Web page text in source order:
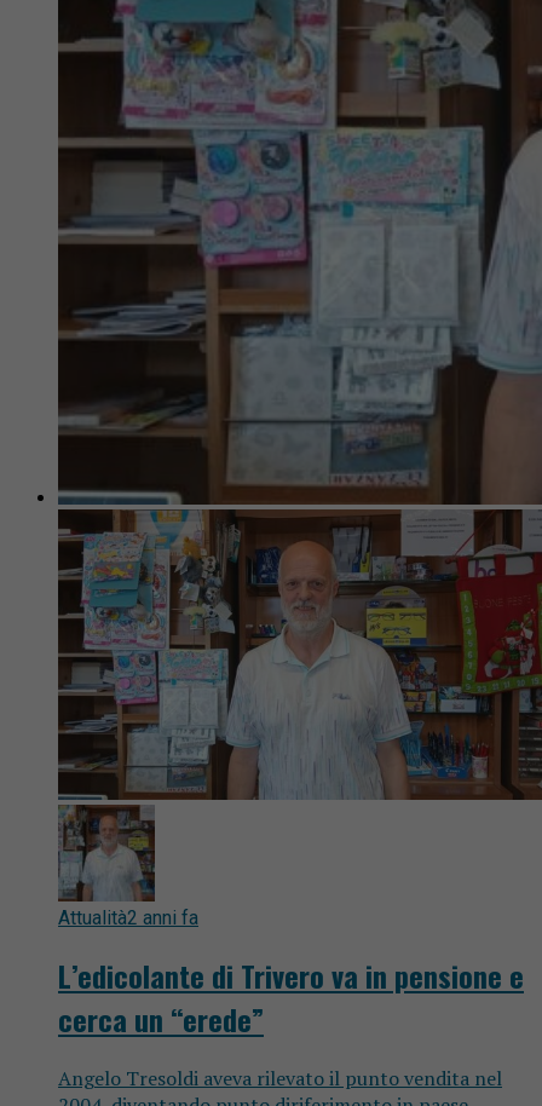
Attualità2 anni fa
L’edicolante di Trivero va in pensione e
cerca un “erede”
Angelo Tresoldi aveva rilevato il punto vendita nel